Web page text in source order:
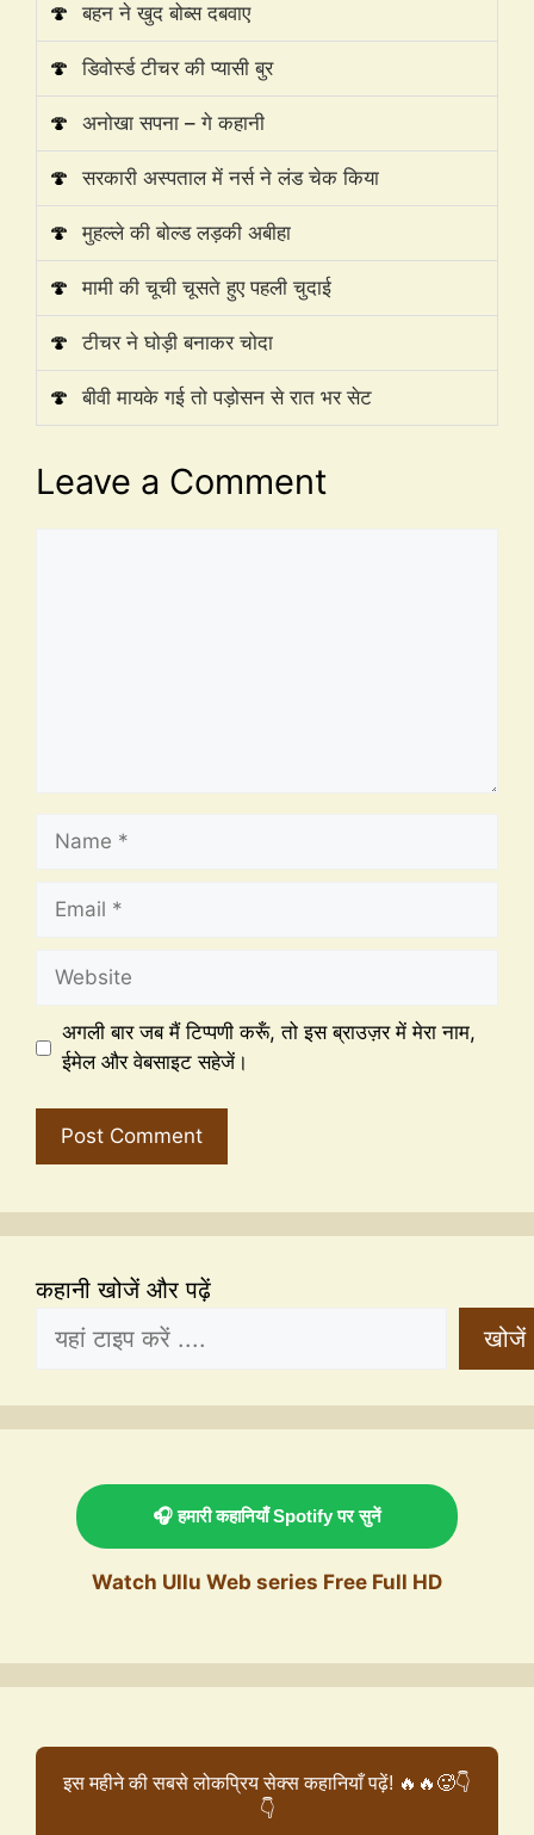
🍄 बहन ने खुद बोब्स दबवाए
🍄 डिवोर्स्ड टीचर की प्यासी बुर
🍄 अनोखा सपना – गे कहानी
🍄 सरकारी अस्पताल में नर्स ने लंड चेक किया
🍄 मुहल्ले की बोल्ड लड़की अबीहा
🍄 मामी की चूची चूसते हुए पहली चुदाई
🍄 टीचर ने घोड़ी बनाकर चोदा
🍄 बीवी मायके गई तो पड़ोसन से रात भर सेट
Leave a Comment
अगली बार जब मैं टिप्पणी करूँ, तो इस ब्राउज़र में मेरा नाम,
ईमेल और वेबसाइट सहेजें।
कहानी खोजें और पढ़ें
खोजें
🎧 हमारी कहानियाँ Spotify पर सुनें
Watch Ullu Web series Free Full HD
इस महीने की सबसे लोकप्रिय सेक्स कहानियाँ पढ़ें! 🔥🔥🥵👇
👇